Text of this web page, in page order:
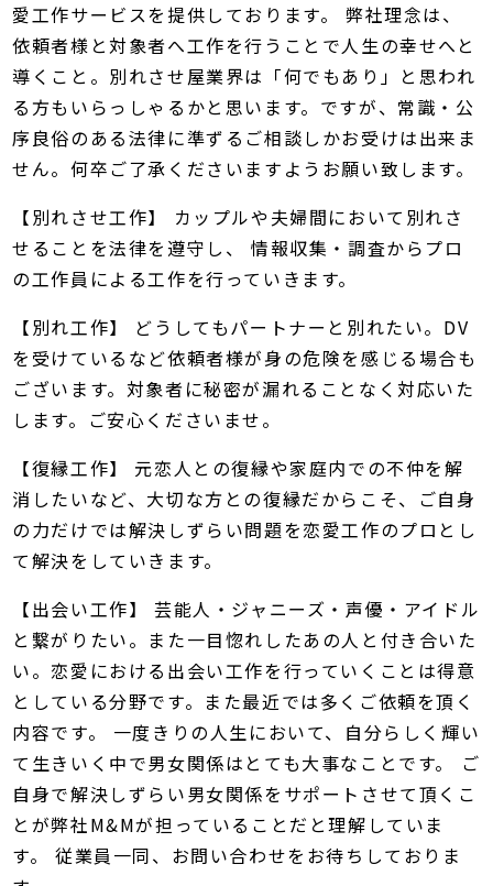
愛工作サービスを提供しております。 弊社理念は、
依頼者様と対象者へ工作を行うことで人生の幸せへと
導くこと。別れさせ屋業界は「何でもあり」と思われ
る方もいらっしゃるかと思います。ですが、常識・公
序良俗のある法律に準ずるご相談しかお受けは出来ま
せん。何卒ご了承くださいますようお願い致します。
【別れさせ工作】 カップルや夫婦間において別れさ
せることを法律を遵守し、 情報収集・調査からプロ
の工作員による工作を行っていきます。
【別れ工作】 どうしてもパートナーと別れたい。DV
を受けているなど依頼者様が身の危険を感じる場合も
ございます。対象者に秘密が漏れることなく対応いた
します。ご安心くださいませ。
【復縁工作】 元恋人との復縁や家庭内での不仲を解
消したいなど、大切な方との復縁だからこそ、ご自身
の力だけでは解決しずらい問題を恋愛工作のプロとし
て解決をしていきます。
【出会い工作】 芸能人・ジャニーズ・声優・アイドル
と繋がりたい。また一目惚れしたあの人と付き合いた
い。恋愛における出会い工作を行っていくことは得意
としている分野です。また最近では多くご依頼を頂く
内容です。 一度きりの人生において、自分らしく輝い
て生きいく中で男女関係はとても大事なことです。 ご
自身で解決しずらい男女関係をサポートさせて頂くこ
とが弊社M&Mが担っていることだと理解していま
す。 従業員一同、お問い合わせをお待ちしておりま